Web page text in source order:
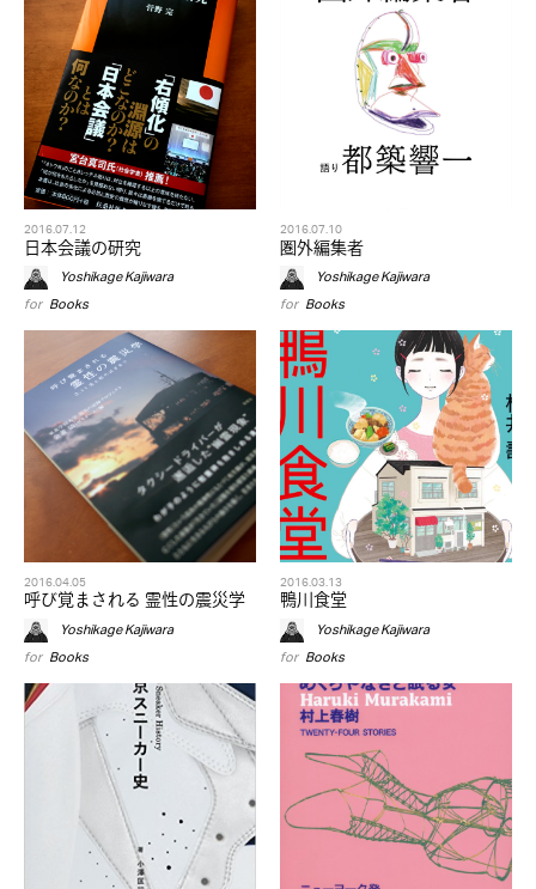
2016.07.12
日本会議の研究
Yoshikage Kajiwara
for Books
2016.07.10
圏外編集者
Yoshikage Kajiwara
for Books
2016.04.05
呼び覚まされる 霊性の震災学
Yoshikage Kajiwara
for Books
2016.03.13
鴨川食堂
Yoshikage Kajiwara
for Books